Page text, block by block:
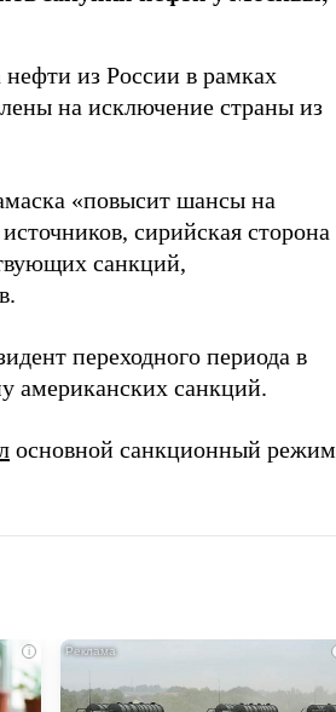
из России в рамках
на исключение страны из
«повысит шансы на
сирийская сторона
санкций,
переходного периода в
американских санкций.
основной санкционный режим
i